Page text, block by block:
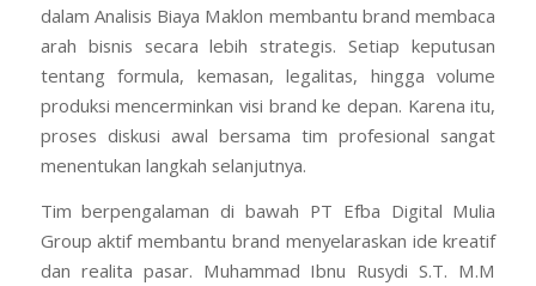
dalam Analisis Biaya Maklon membantu brand membaca
arah bisnis secara lebih strategis. Setiap keputusan
tentang formula, kemasan, legalitas, hingga volume
produksi mencerminkan visi brand ke depan. Karena itu,
proses diskusi awal bersama tim profesional sangat
menentukan langkah selanjutnya.
Tim berpengalaman di bawah PT Efba Digital Mulia
Group aktif membantu brand menyelaraskan ide kreatif
dan realita pasar. Muhammad Ibnu Rusydi S.T. M.M